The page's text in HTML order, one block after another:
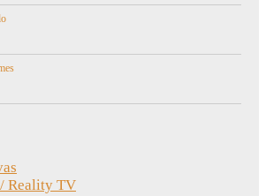
Reality TV